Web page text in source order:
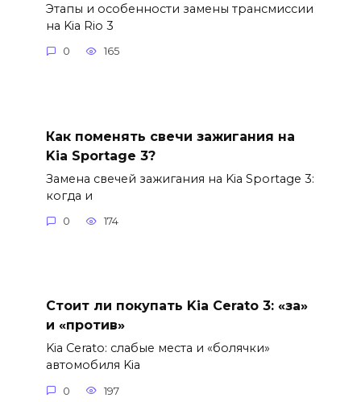
Этапы и особенности замены трансмиссии
на Kia Rio 3
0 165
Как поменять свечи зажигания на
Kia Sportage 3?
Замена свечей зажигания на Kia Sportage 3:
когда и
0 174
Стоит ли покупать Kia Cerato 3: «за»
и «против»
Kia Cerato: слабые места и «болячки»
автомобиля Kia
0 197